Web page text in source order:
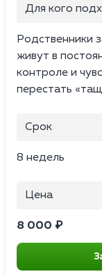
Для кого
Родственники
живут в
контроле и
перестать
Срок
8 недель
Цена
8 000 ₽